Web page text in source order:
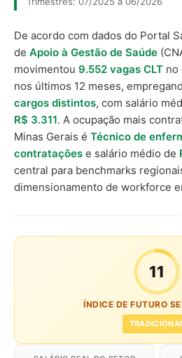
De acordo com dados do Portal
de Apoio à Gestão de Saúde
movimentou 9.552 vagas CLT no
nos últimos 12 meses,
cargos distintos, com salário
R$ 3.311. A ocupação mais
Minas Gerais é Técnico de
contratações e salário médio de
central para benchmarks
dimensionamento de workforce
11
ÍNDICE DE FUTURO